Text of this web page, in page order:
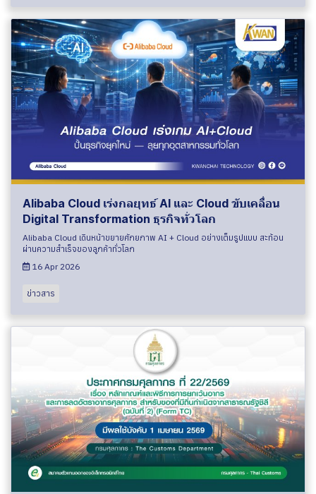
Alibaba Cloud เร่งกลยุทธ์ AI และ Cloud ขับเคลื่อน
Digital Transformation ธุรกิจทั่วโลก
Alibaba Cloud เดินหน้าขยายศักยภาพ AI + Cloud อย่างเต็มรูปแบบ สะท้อน
ผ่านความสำเร็จของลูกค้าทั่วโลก
16 Apr 2026
ข่าวสาร